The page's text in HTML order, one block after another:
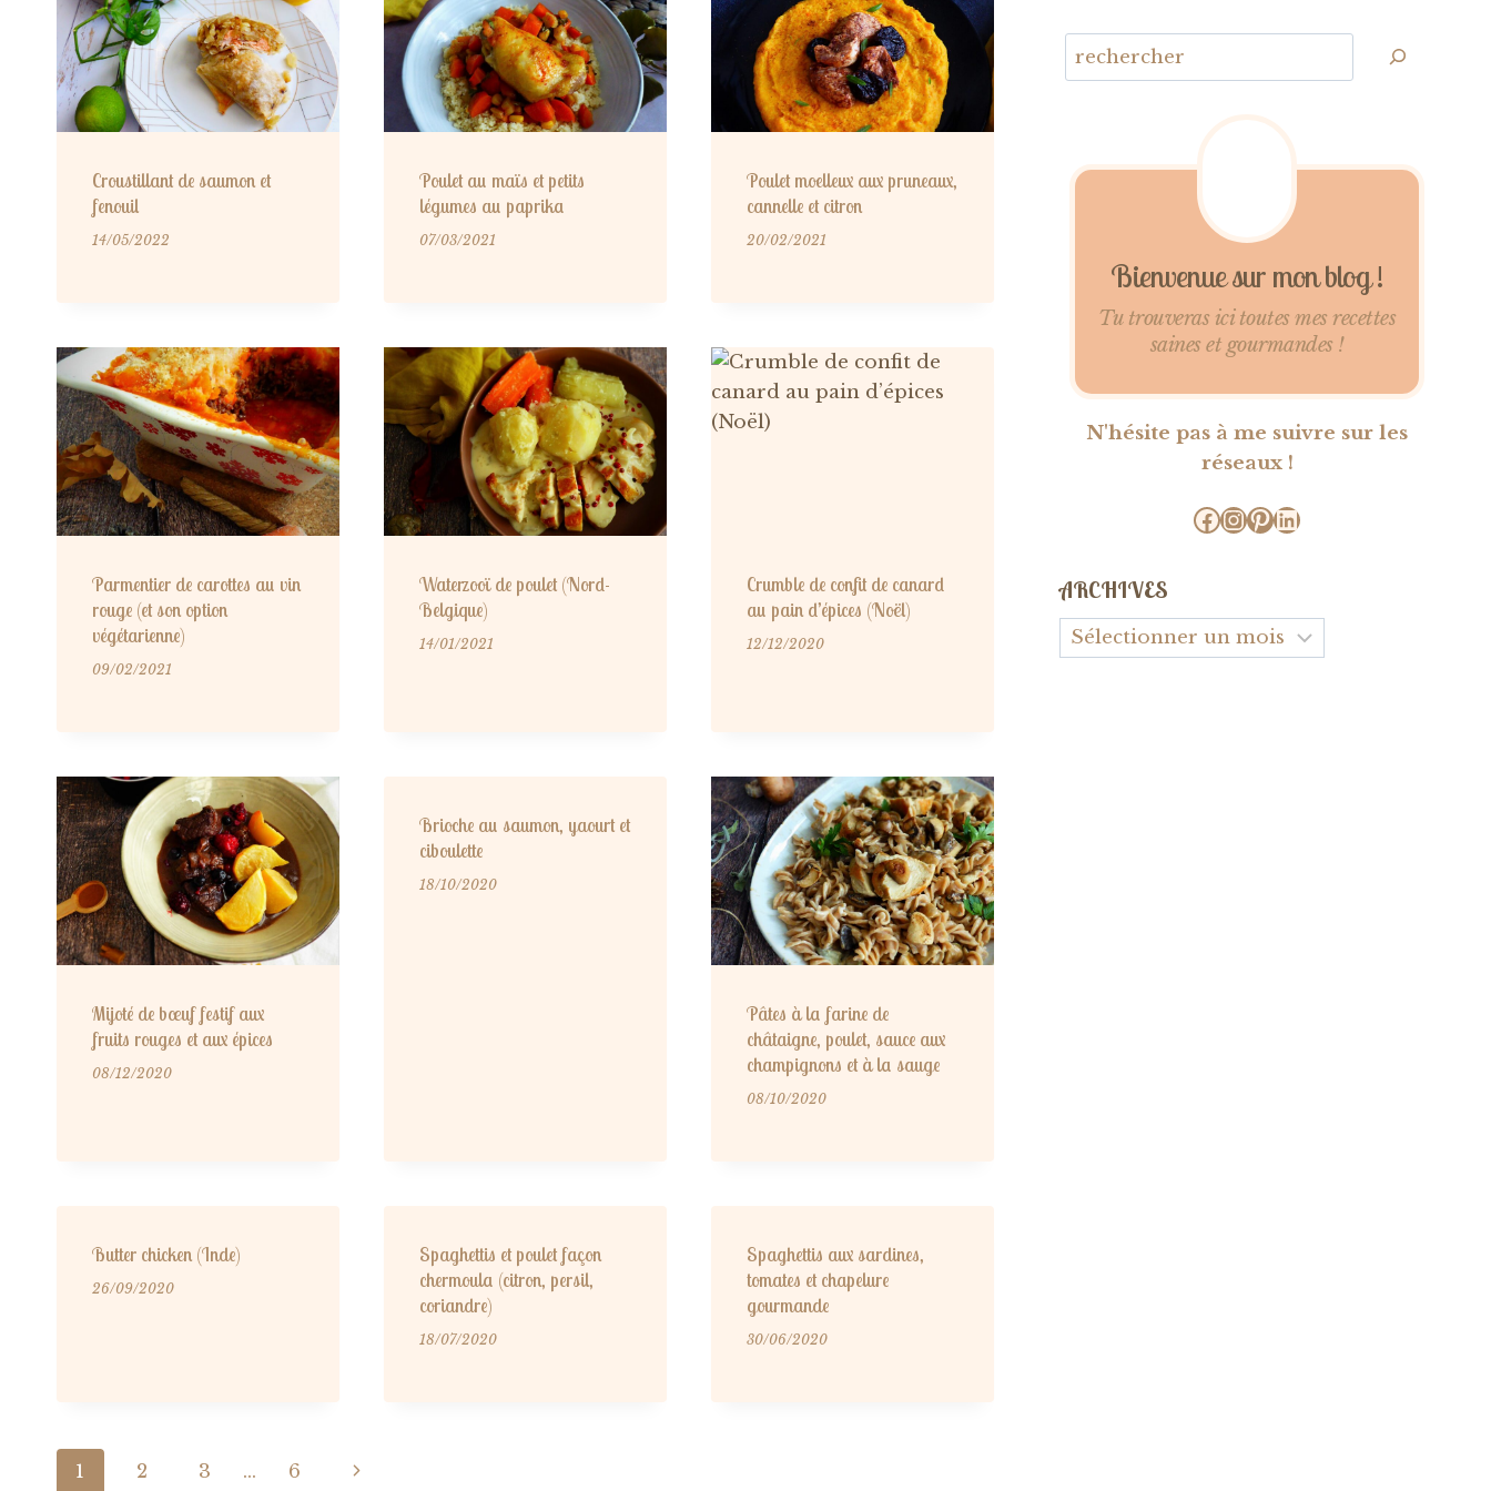
Croustillant de saumon et
fenouil
14/05/2022
Poulet au maïs et petits
légumes au paprika
07/03/2021
Poulet moelleux aux pruneaux,
cannelle et citron
20/02/2021
Parmentier de carottes au vin
rouge (et son option
végétarienne)
09/02/2021
Waterzooï de poulet (Nord-
Belgique)
14/01/2021
Crumble de confit de canard
au pain d’épices (Noël)
12/12/2020
Mijoté de bœuf festif aux
fruits rouges et aux épices
08/12/2020
Brioche au saumon, yaourt et
ciboulette
18/10/2020
Pâtes à la farine de
châtaigne, poulet, sauce aux
champignons et à la sauge
08/10/2020
Butter chicken (Inde)
26/09/2020
Spaghettis et poulet façon
chermoula (citron, persil,
coriandre)
18/07/2020
Spaghettis aux sardines,
tomates et chapelure
gourmande
30/06/2020
Navigation
1 2 3 … 6 Page
Bienvenue sur mon blog !
Tu trouveras ici toutes mes recettes
saines et gourmandes !
N'hésite pas à me suivre sur les
réseaux !
Facebook
Instagram
Pinterest
LinkedIn
ARCHIVES
Archives